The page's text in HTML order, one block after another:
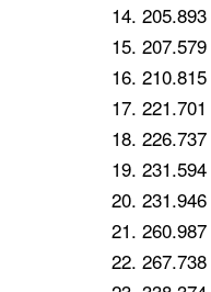
205.893
207.579
210.815
221.701
226.737
231.594
231.946
260.987
267.738